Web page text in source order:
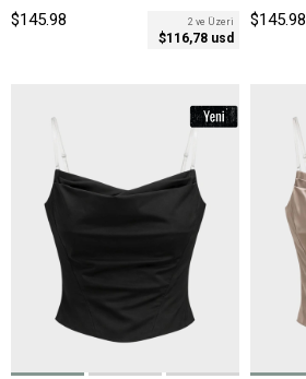
2 ve Üzeri
$116,78 usd
$145.98 $145.98